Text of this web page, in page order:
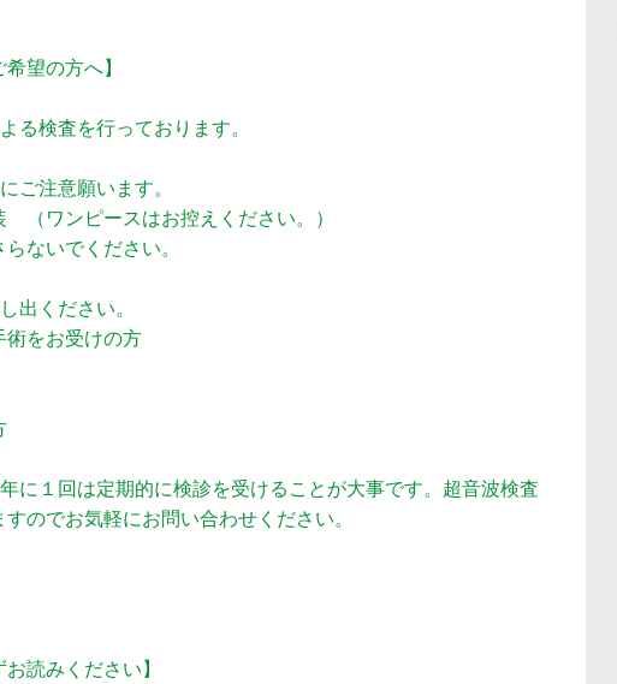
望の方へ】
る検査を行っております。
ご注意願います。
（ワンピースはお控えください。）
ないでください。
出ください。
をお受けの方
に１回は定期的に検診を受けることが大事です。超音波検査
のでお気軽にお問い合わせください。
読みください】